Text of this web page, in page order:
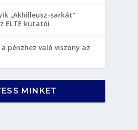
„Akhilleusz-sarkát”
ELTE kutatói
pénzhez való viszony az
MINKET